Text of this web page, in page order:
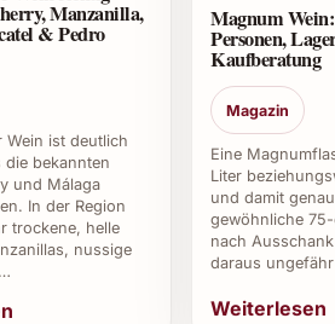
wird.
15°C, hoher Luftfeuchtigkeit und
Weinkühlschrank sind ideal.
geeignet?
die Wert auf Qualität, Herkunft
Manzanilla,
& Pedro
Wein ist deutlich
die bekannten
und Málaga
In der Region
trockene, helle
nussige
Magnum
Personen,
Kaufberatung
Magazin
Eine
Liter
und damit
gewöhnliche
nach
daraus
Weiterlesen